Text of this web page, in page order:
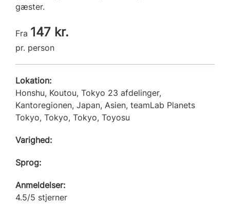
gæster.
Fra 147 kr.
pr. person
Lokation:
Honshu, Koutou, Tokyo 23 afdelinger,
Kantoregionen, Japan, Asien, teamLab Planets
Tokyo, Tokyo, Tokyo, Toyosu
Varighed:
Sprog:
Anmeldelser:
4.5/5 stjerner